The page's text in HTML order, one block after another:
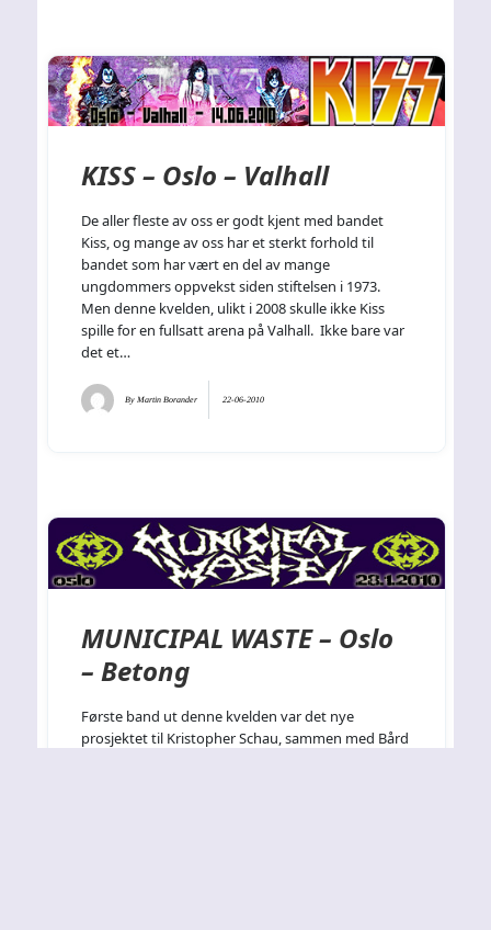
KISS – Oslo – Valhall
De aller fleste av oss er godt kjent med bandet
Kiss, og mange av oss har et sterkt forhold til
bandet som har vært en del av mange
ungdommers oppvekst siden stiftelsen i 1973.
Men denne kvelden, ulikt i 2008 skulle ikke Kiss
spille for en fullsatt arena på Valhall. Ikke bare var
det et…
ByMartin Borander 22-06-2010
MUNICIPAL WASTE – Oslo
– Betong
Første band ut denne kvelden var det nye
prosjektet til Kristopher Schau, sammen med Bård